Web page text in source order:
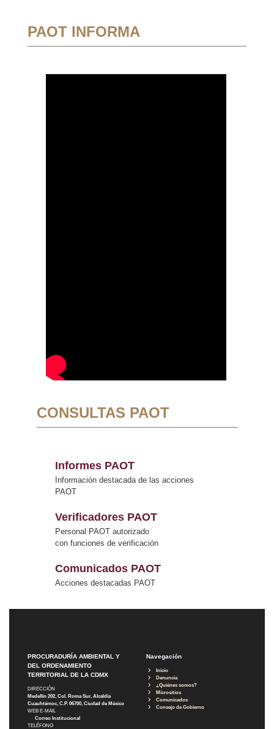
PAOT INFORMA
CONSULTAS PAOT
Informes PAOT
Información destacada de las acciones
PAOT
Verificadores PAOT
Personal PAOT autorizado
con funciones de verificación
Comunicados PAOT
Acciones destacadas PAOT
PROCURADURÍA AMBIENTAL Y
DEL ORDENAMIENTO
TERRITORIAL DE LA CDMX
DIRECCIÓN
Medellín 202, Col. Roma Sur, Alcaldía
Cuauhtémoc, C.P. 06700, Ciudad de México
WEB E-MAIL
Correo Institucional
TELÉFONO
Navegación
Inicio
Denuncia
¿Quiénes somos?
Micrositios
Comunicados
Consejo de Gobierno